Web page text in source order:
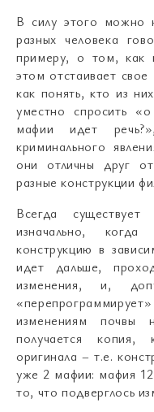
В силу этого можно
разных человека
примеру, о том, как
этом отстаивает
как понять, кто из
уместно спросить
мафии идет
криминального
они отличны друг
разные конструкции
Всегда
изначально, когда
конструкцию в
идет дальше,
изменения, и,
изменениям
получается
оригинала – т.е.
уже 2 мафии: мафия
то, что подверглось